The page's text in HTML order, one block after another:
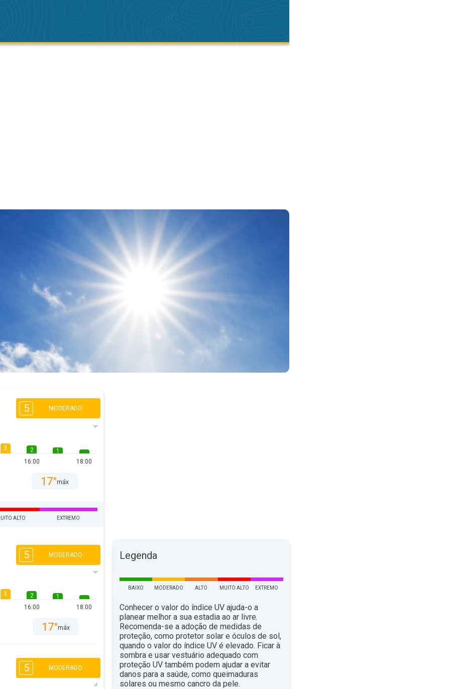
5 MODERADO
3
2
16:00
1
18:00
17°máx
ALTO EXTREMO
5 MODERADO
3
2
16:00
1
18:00
17°máx
5 MODERADO
Legenda
BAIXO MODERADO ALTO MUITO ALTO EXTREMO
Conhecer o valor do índice UV ajuda-o a
planear melhor a sua estadia ao ar livre.
Recomenda-se a adoção de medidas de
proteção, como protetor solar e óculos de sol,
quando o valor do índice UV é elevado. Ficar à
sombra e usar vestuário adequado com
proteção UV também podem ajudar a evitar
danos para a saúde, como queimaduras
solares ou mesmo cancro da pele.